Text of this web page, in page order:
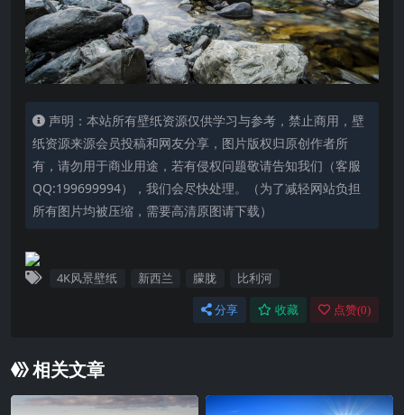
声明：本站所有壁纸资源仅供学习与参考，禁止商用，壁
纸资源来源会员投稿和网友分享，图片版权归原创作者所
有，请勿用于商业用途，若有侵权问题敬请告知我们（客服
QQ:199699994），我们会尽快处理。（为了减轻网站负担
所有图片均被压缩，需要高清原图请下载）
4K风景壁纸 新西兰 朦胧 比利河
分享 收藏 点赞(0)
相关文章